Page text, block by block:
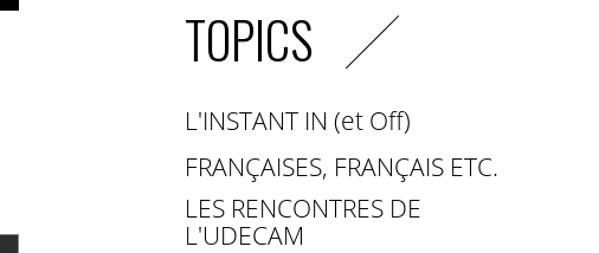
TOPICS
L'INSTANT IN (et Off)
FRANÇAISES, FRANÇAIS ETC.
LES RENCONTRES DE
L'UDECAM